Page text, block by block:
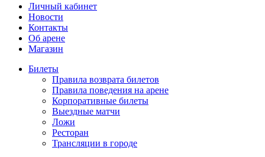
Личный кабинет
Новости
Контакты
Об арене
Магазин
Билеты
Правила возврата билетов
Правила поведения на арене
Корпоративные билеты
Выездные матчи
Ложи
Ресторан
Трансляции в городе